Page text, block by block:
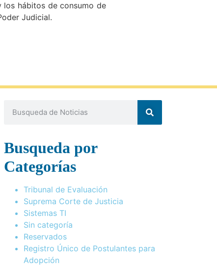
hábitos de consumo de
Judicial.
Busqueda por
Categorías
Tribunal de Evaluación
Suprema Corte de Justicia
Sistemas TI
Sin categoría
Reservados
Registro Único de Postulantes para
Adopción